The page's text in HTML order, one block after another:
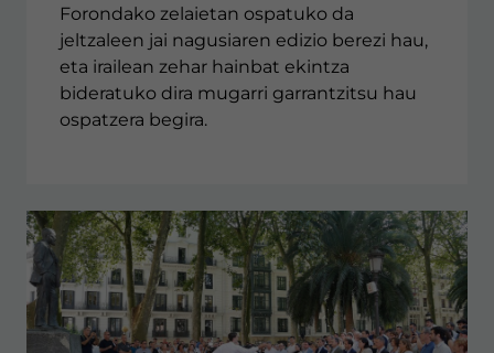
Forondako zelaietan ospatuko da
jeltzaleen jai nagusiaren edizio berezi hau,
eta irailean zehar hainbat ekintza
bideratuko dira mugarri garrantzitsu hau
ospatzera begira.